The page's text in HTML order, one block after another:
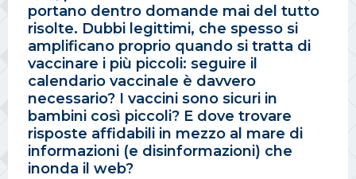
portano dentro domande mai del tutto
risolte. Dubbi legittimi, che spesso si
amplificano proprio quando si tratta di
vaccinare i più piccoli: seguire il
calendario vaccinale è davvero
necessario? I vaccini sono sicuri in
bambini così piccoli? E dove trovare
risposte affidabili in mezzo al mare di
informazioni (e disinformazioni) che
inonda il web?